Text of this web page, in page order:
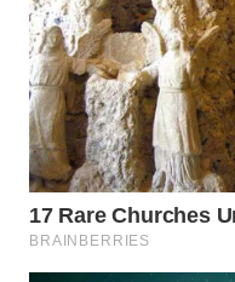
Para aprofundar sua
como o imperador
excelente análise
NOVA ACRÓPOLE